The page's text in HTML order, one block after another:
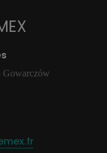
Gowarczów